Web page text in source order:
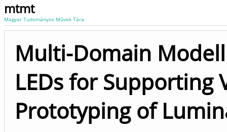
mtmt
Magyar Tudományos Művek Tára
Multi-Domain
LEDs for Supporting
Prototyping of